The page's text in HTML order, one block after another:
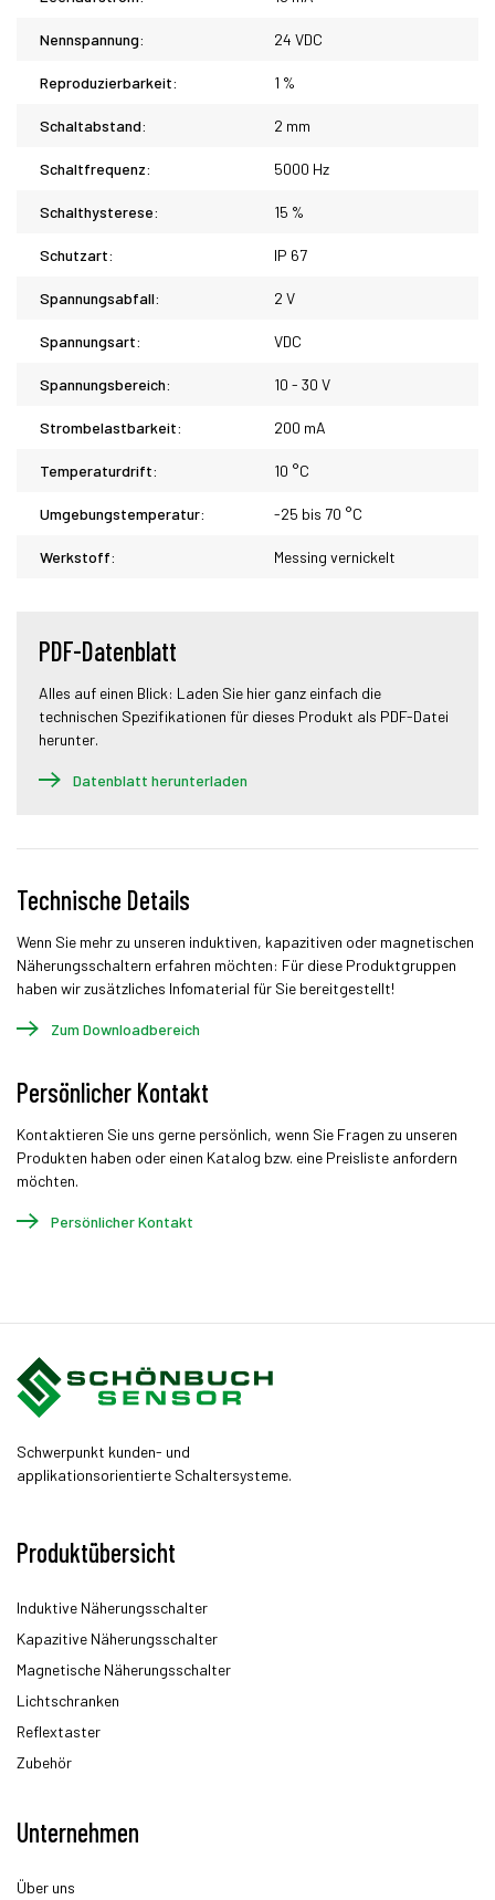
Nennspannung: 24 VDC
Reproduzierbarkeit: 1 %
Schaltabstand: 2 mm
Schaltfrequenz: 5000 Hz
Schalthysterese: 15 %
Schutzart: IP 67
Spannungsabfall: 2 V
Spannungsart: VDC
Spannungsbereich: 10 - 30 V
Strombelastbarkeit: 200 mA
Temperaturdrift: 10 °C
Umgebungstemperatur: -25 bis 70 °C
Werkstoff: Messing vernickelt
PDF-Datenblatt
Alles auf einen Blick: Laden Sie hier ganz einfach die
technischen Spezifikationen für dieses Produkt als PDF-Datei
herunter.
Datenblatt herunterladen
Technische Details
Wenn Sie mehr zu unseren induktiven, kapazitiven oder magnetischen
Näherungsschaltern erfahren möchten: Für diese Produktgruppen
haben wir zusätzliches Infomaterial für Sie bereitgestellt!
Zum Downloadbereich
Persönlicher Kontakt
Kontaktieren Sie uns gerne persönlich, wenn Sie Fragen zu unseren
Produkten haben oder einen Katalog bzw. eine Preisliste anfordern
möchten.
Persönlicher Kontakt
Schwerpunkt kunden- und
applikationsorientierte Schaltersysteme.
Produktübersicht
Induktive Näherungsschalter
Kapazitive Näherungsschalter
Magnetische Näherungsschalter
Lichtschranken
Reflextaster
Zubehör
Unternehmen
Über uns